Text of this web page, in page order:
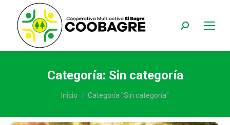
Buscar:
Categoría: Sin categoría
Estás aquí:
Inicio Categoría "Sin categoría"